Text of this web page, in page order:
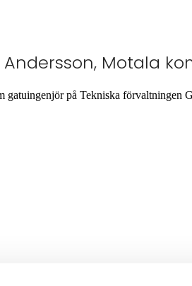
Motala
gatuingenjör på Tekniska